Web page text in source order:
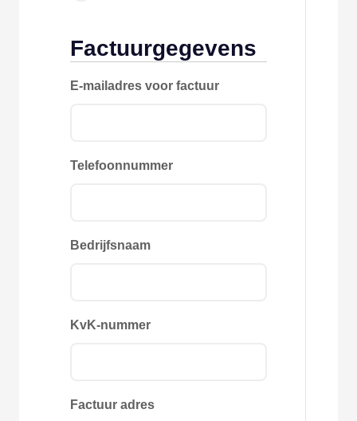
Factuurgegevens
E-mailadres voor factuur
Telefoonnummer
Bedrijfsnaam
KvK-nummer
Factuur adres